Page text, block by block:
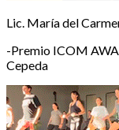
Lic. María del
-Premio ICOM
Cepeda